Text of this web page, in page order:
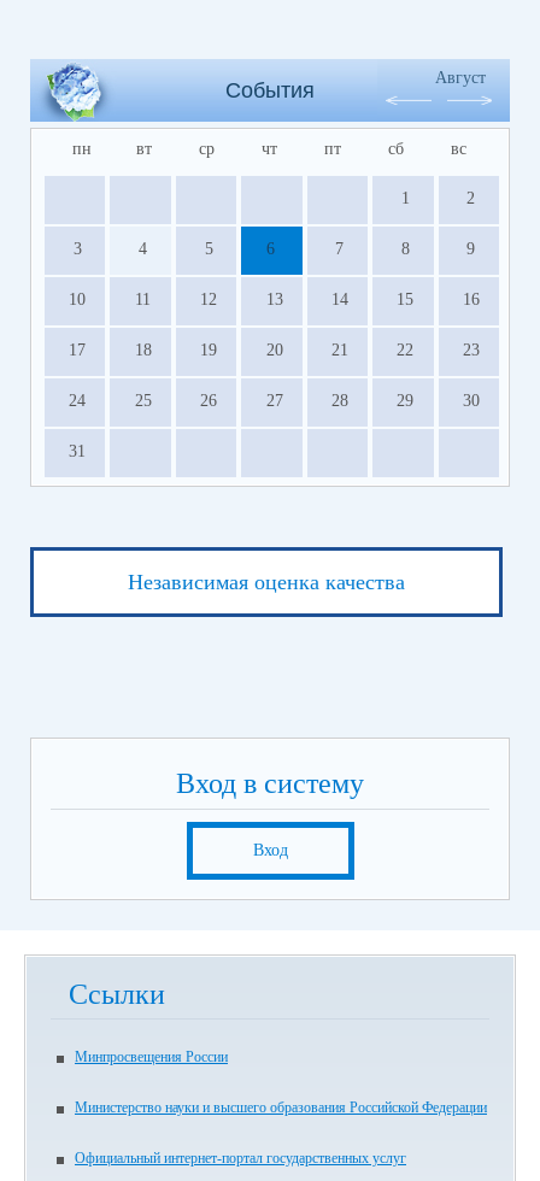
События
Август
пн вт ср чт пт сб вс
1 2
3 4 5 6 7 8 9
10 11 12 13 14 15 16
17 18 19 20 21 22 23
24 25 26 27 28 29 30
31
Независимая оценка качества
Вход в систему
Вход
Ссылки
Минпросвещения России
Министерство науки и высшего образования Российской Федерации
Официальный интернет-портал государственных услуг